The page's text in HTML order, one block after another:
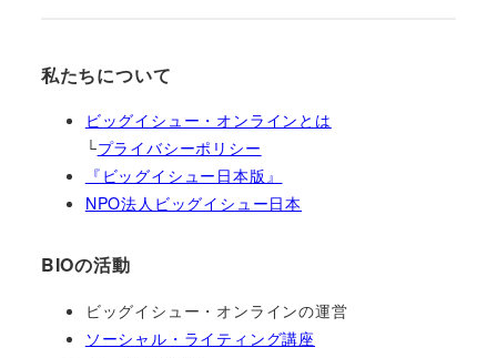
私たちについて
ビッグイシュー・オンラインとは
└プライバシーポリシー
『ビッグイシュー日本版』
NPO法人ビッグイシュー日本
BIOの活動
ビッグイシュー・オンラインの運営
ソーシャル・ライティング講座